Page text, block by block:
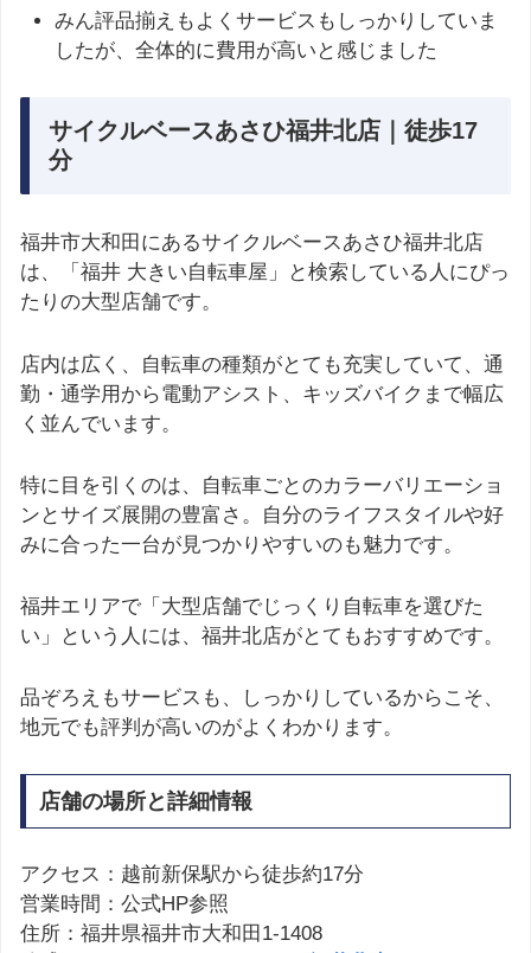
みん評品揃えもよくサービスもしっかりしていま
したが、全体的に費用が高いと感じました
サイクルベースあさひ福井北店｜徒歩17
分
福井市大和田にあるサイクルベースあさひ福井北店
は、「福井 大きい自転車屋」と検索している人にぴっ
たりの大型店舗です。
店内は広く、自転車の種類がとても充実していて、通
勤・通学用から電動アシスト、キッズバイクまで幅広
く並んでいます。
特に目を引くのは、自転車ごとのカラーバリエーショ
ンとサイズ展開の豊富さ。自分のライフスタイルや好
みに合った一台が見つかりやすいのも魅力です。
福井エリアで「大型店舗でじっくり自転車を選びた
い」という人には、福井北店がとてもおすすめです。
品ぞろえもサービスも、しっかりしているからこそ、
地元でも評判が高いのがよくわかります。
店舗の場所と詳細情報
アクセス：越前新保駅から徒歩約17分
営業時間：公式HP参照
住所：福井県福井市大和田1-1408